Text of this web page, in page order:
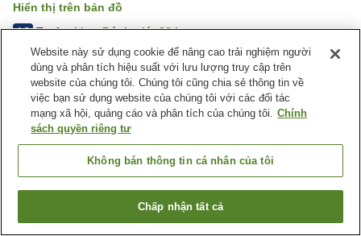
Hiển thị trên bản đồ
4.3 Tuyệt vời Đánh giá:33lượt
Tiện nghi chỗ nghỉ
Bãi đỗ xe
Trang chủ Nhật Bản Tỉnh Shimane Thành phố Oda Yururi
Tìm phòng trống
Website này sử dụng cookie để nâng cao trải nghiệm người
dùng và phân tích hiệu suất với lưu lượng truy cập trên
website của chúng tôi. Chúng tôi cũng chia sẻ thông tin về
việc bạn sử dụng website của chúng tôi với các đối tác
mạng xã hội, quảng cáo và phân tích của chúng tôi. Chính
sách quyền riêng tư
Không bán thông tin cá nhân của tôi
Chấp nhận tất cả